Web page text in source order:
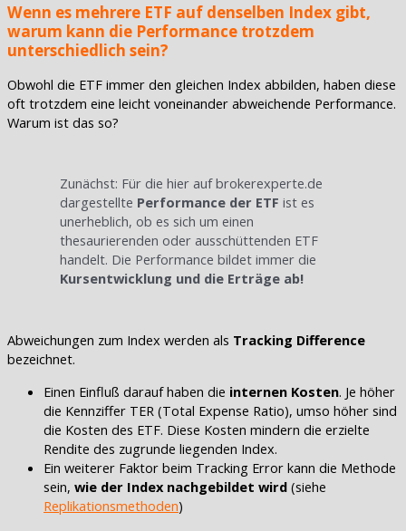
Wenn es mehrere ETF auf denselben Index gibt,
warum kann die Performance trotzdem
unterschiedlich sein?
Obwohl die ETF immer den gleichen Index abbilden, haben diese
oft trotzdem eine leicht voneinander abweichende Performance.
Warum ist das so?
Zunächst: Für die hier auf brokerexperte.de
dargestellte Performance der ETF ist es
unerheblich, ob es sich um einen
thesaurierenden oder ausschüttenden ETF
handelt. Die Performance bildet immer die
Kursentwicklung und die Erträge ab!
Abweichungen zum Index werden als Tracking Difference
bezeichnet.
Einen Einfluß darauf haben die internen Kosten. Je höher
die Kennziffer TER (Total Expense Ratio), umso höher sind
die Kosten des ETF. Diese Kosten mindern die erzielte
Rendite des zugrunde liegenden Index.
Ein weiterer Faktor beim Tracking Error kann die Methode
sein, wie der Index nachgebildet wird (siehe
Replikationsmethoden)